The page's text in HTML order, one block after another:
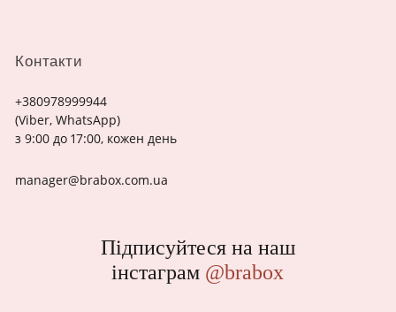
Контакти
+380978999944
(Viber, WhatsApp)
з 9:00 до 17:00, кожен день
manager@brabox.com.ua
Підписуйтеся на наш
інстаграм @brabox